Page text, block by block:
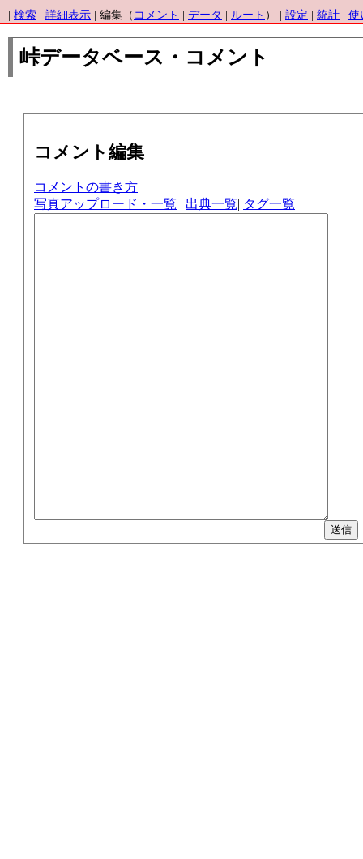
検索 詳細表示 | 編集（ コメント データ ルート ） | 設定 統計 使
峠データベース・コメント
コメント編集
コメントの書き方
写真アップロード・一覧 | 出典一覧| タグ一覧